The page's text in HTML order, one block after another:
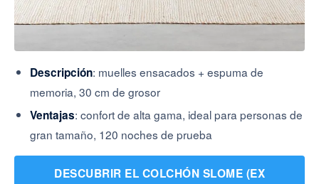
Descripción: muelles ensacados + espuma de
memoria, 30 cm de grosor
Ventajas: confort de alta gama, ideal para personas de
gran tamaño, 120 noches de prueba
DESCUBRIR EL COLCHÓN SLOME (EX